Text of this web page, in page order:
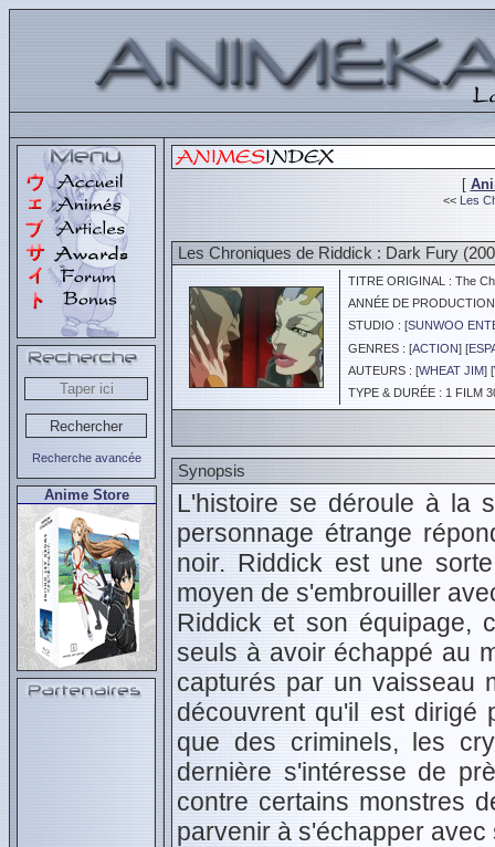
Recherche avancée
Anime Store
[
<< Les
Les Chroniques de Riddick : Dark Fury
TITRE ORIGINAL : The
ANNÉE DE
STUDIO : [SUNWOO
GENRES : [ACTION] [
AUTEURS : [WHEAT JIM] [
TYPE & DURÉE : 1 FILM
Synopsis
L'histoire se déroule à la
personnage étrange
noir. Riddick est une
moyen de s'embrouiller
Riddick et son équipage,
seuls à avoir échappé au
capturés par un vaisseau
découvrent qu'il est dirigé
que des criminels, les
dernière s'intéresse de
contre certains monstres
parvenir à s'échapper